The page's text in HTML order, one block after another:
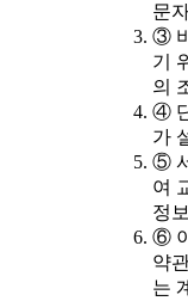
문
③
기
의
④
가
⑤
여
정
⑥
약
는